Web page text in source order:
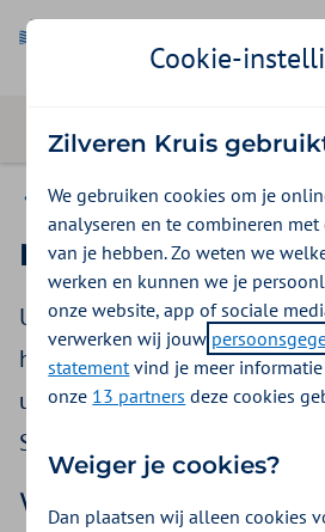
Zorg in natura
Meer
Uw zorgaanbieder zorgt dat u
hulp krijgt. Uw zorgaanbieder
uur per week besteden aan
Soms heeft u misschien meer
Wat is huishoudelijke
Cookie-
Zilveren Kruis
We gebruiken cookies om je
analyseren en te combineren
van je hebben. Zo weten we
werken en kunnen we je
onze website, app of sociale
verwerken wij jouw
statementvind je meer
onze 13 partners deze cookies
Weiger je cookies?
Dan plaatsen wij alleen cookies